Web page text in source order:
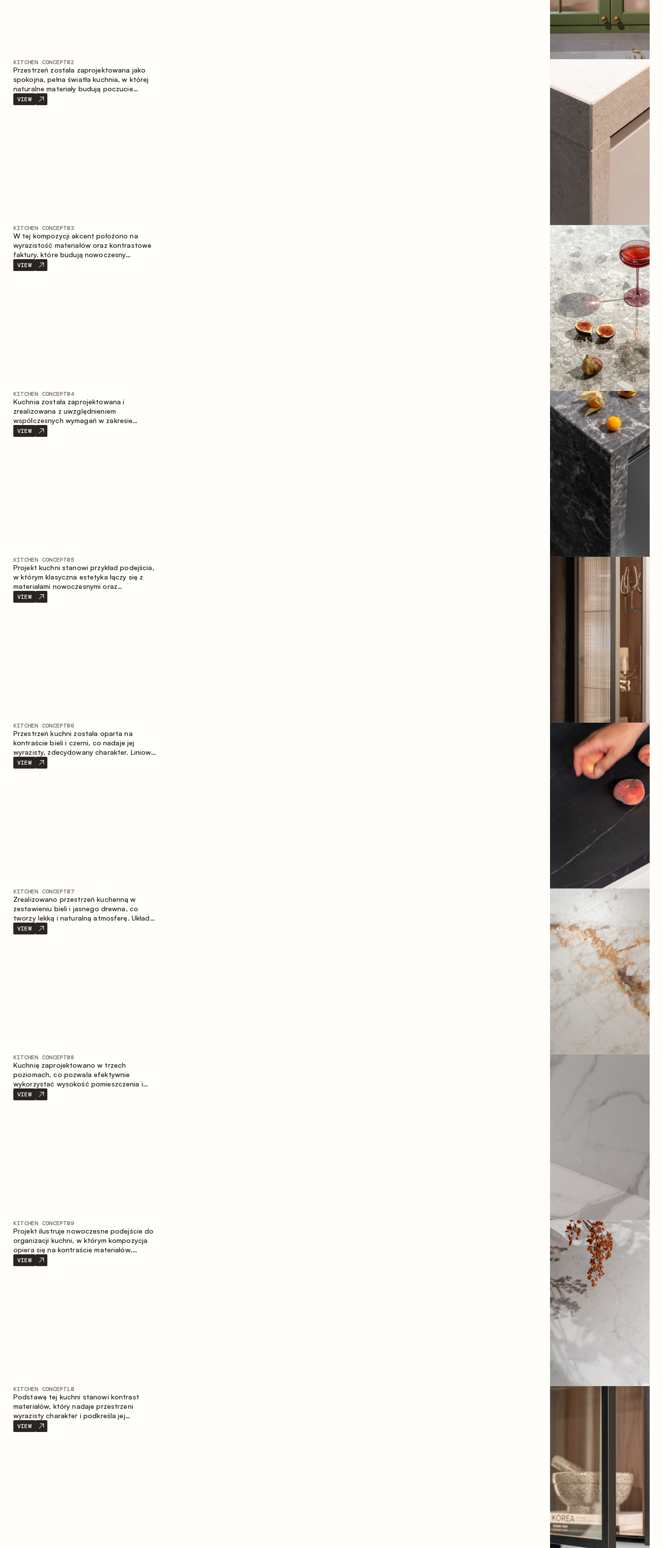
KITCHEN CONCEPT02
Przestrzeń została zaprojektowana jako
spokojna, pełna światła kuchnia, w której
naturalne materiały budują poczucie
ciepła, równowagi oraz wizualnej lekkości.
Ponadczasowe zestawienie kolorów i
VIEW
KITCHEN CONCEPT03
W tej kompozycji akcent położono na
wyrazistość materiałów oraz kontrastowe
faktury, które budują nowoczesny
charakter przestrzeni kuchennej. Ciemne,
opalane drewno, metal oraz spiek tworzą
VIEW
KITCHEN CONCEPT04
Kuchnia została zaprojektowana i
zrealizowana z uwzględnieniem
współczesnych wymagań w zakresie
funkcjonalności oraz estetyki. Połączenie
różnorodnych faktur tworzy spójną,
VIEW
KITCHEN CONCEPT05
Projekt kuchni stanowi przykład podejścia,
w którym klasyczna estetyka łączy się z
materiałami nowoczesnymi oraz
przemyślaną ergonomią. Jasna paleta
kolorystyczna, wyraźna geometria i
VIEW
KITCHEN CONCEPT06
Przestrzeń kuchni została oparta na
kontraście bieli i czerni, co nadaje jej
wyrazisty, zdecydowany charakter. Liniowy
układ podkreśla minimalistyczny i
uporządkowany charakter wnętrza.
VIEW
KITCHEN CONCEPT07
Zrealizowano przestrzeń kuchenną w
zestawieniu bieli i jasnego drewna, co
tworzy lekką i naturalną atmosferę. Układ
w kształcie litery U zapewnia ergonomię
oraz wygodę codziennego użytkowania, a
VIEW
KITCHEN CONCEPT08
Kuchnię zaprojektowano w trzech
poziomach, co pozwala efektywnie
wykorzystać wysokość pomieszczenia i
zapewnia wygodne, funkcjonalne
przechowywanie. Liniowy układ podkreśla
VIEW
KITCHEN CONCEPT09
Projekt ilustruje nowoczesne podejście do
organizacji kuchni, w którym kompozycja
opiera się na kontraście materiałów,
wyraźnej geometrii modułów oraz
zestawieniu otwartych i zamkniętych stref
VIEW
KITCHEN CONCEPT10
Podstawę tej kuchni stanowi kontrast
materiałów, który nadaje przestrzeni
wyrazisty charakter i podkreśla jej
indywidualność. Drewno, metal i szkło
tworzą spójną, zrównoważoną
VIEW